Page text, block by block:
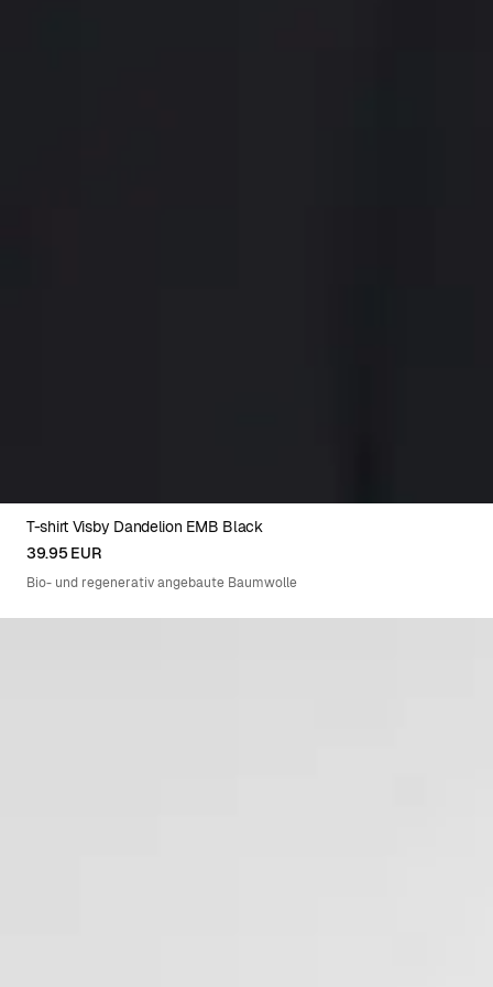
XS S
T-shirt Visby Dandelion EMB Black
39.95 EUR
Bio- und regenerativ angebaute Baumwolle